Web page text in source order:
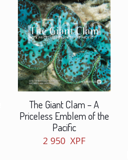
The Giant Clam – A
Priceless Emblem of the
Pacific
2 950 XPF